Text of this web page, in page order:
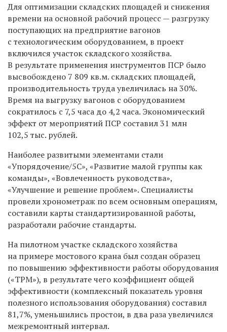
Для оптимизации складских площадей и снижения
времени на основной рабочий процесс — разгрузку
поступающих на предприятие вагонов
с технологическим оборудованием, в проект
включился участок складского хозяйства.
В результате применения инструментов ПСР было
высвобождено 7 809 кв.м. складских площадей,
производительность труда увеличилась на 30%.
Время на выгрузку вагонов с оборудованием
сократилось с 7,5 часа до 4,2 часа. Экономический
эффект от мероприятий ПСР составил 31 млн
102,5 тыс. рублей.
Наиболее развитыми элементами стали
«Упорядочение/5С», «Развитие малой группы как
команды», «Вовлеченность руководства»,
«Улучшение и решение проблем». Специалисты
провели хронометраж по всем основным операциям,
составили карты стандартизированной работы,
разработали рабочие стандарты.
На пилотном участке складского хозяйства
на примере мостового крана был создан образец
по повышению эффективности работы оборудования
(«TPM»), в результате чего коэффициент общей
эффективности (комплексный показатель уровня
полезного использования оборудования) составил
81,7%, уменьшились простои, в два раза увеличился
межремонтный интервал.